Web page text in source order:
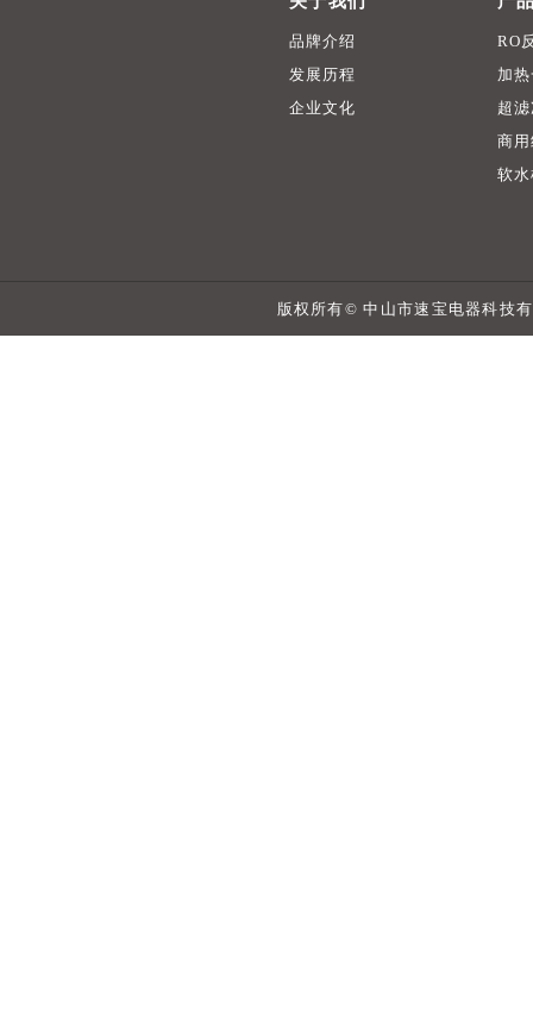
品牌介绍
发展历程
企业文化
RO
加
超
商
软
版权所有© 中山市速宝电器科